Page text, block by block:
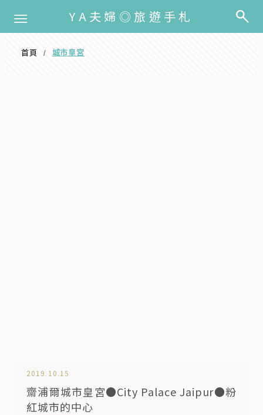
YA夫婦◎旅遊手札
首頁 / 城市皇宮
2019.10.15
齋浦爾城市皇宮●City Palace Jaipur●粉
紅城市的中心